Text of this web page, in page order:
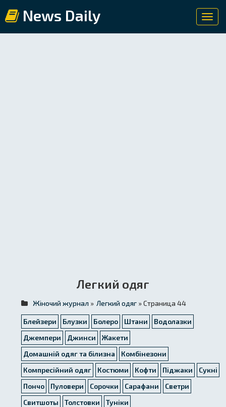
News Daily
Легкий одяг
Жіночий журнал » Легкий одяг » Страница 44
Блейзери Блузки Болеро Штани
Водолазки
Джемпери
Джинси
Жакети
Домашній одяг та білизна
Комбінезони
Компресійний одяг
Костюми Кофти Піджаки
Сукні
Пончо
Пуловери Сорочки Сарафани
Светри
Свитшоты
Толстовки
Туніки